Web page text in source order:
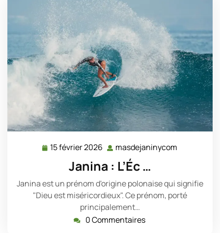
15 février 2026 15
février
2026
masdejaninycom
Janina : L’Éc …
Janina est un prénom d'origine polonaise qui signifie
"Dieu est miséricordieux". Ce prénom, porté
principalement…
0 Commentaires